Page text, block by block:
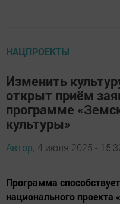
НАЦПРОЕКТЫ
Изменить
открыт приём
программе
культуры»
Автор, 4 июля 2025 -
Программа
национального проекта